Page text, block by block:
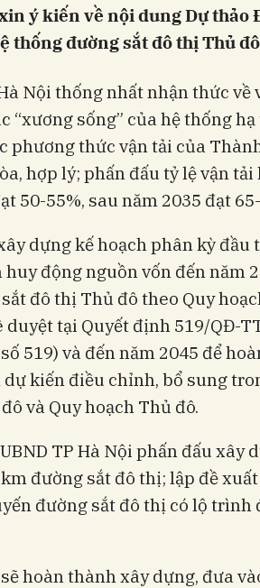
ý kiến về nội dung Dự thảo
thống đường sắt đô thị Thủ
Nội thống nhất nhận thức về
“xương sống” của hệ thống hạ
phương thức vận tải của
hợp lý; phấn đấu tỷ lệ vận
50-55%, sau năm 2035 đạt
dựng kế hoạch phân kỳ đầu
động nguồn vốn đến năm
đô thị Thủ đô theo Quy
duyệt tại Quyết định 519/QĐ-
519) và đến năm 2045 để
kiến điều chỉnh, bổ sung
và Quy hoạch Thủ đô.
TP Hà Nội phấn đấu xây
đường sắt đô thị; lập đề
đường sắt đô thị có lộ trình
hoàn thành xây dựng, đưa